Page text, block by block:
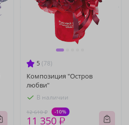
5 (78)
Композиция "Остров
любви"
В наличии
12 610 ₽ -10%
11 350 ₽